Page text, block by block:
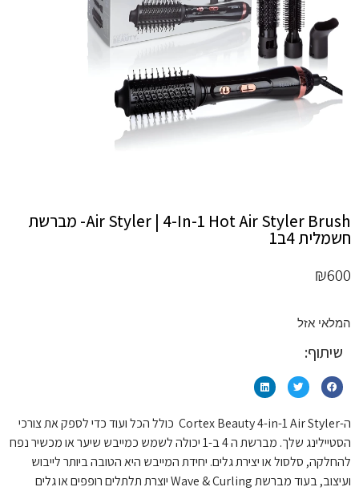
הוסף קו תחתון לקישורים
font_download סמן קישורים
לאפס
את
כל
האפשרויות
cached
Air Styler | 4-In-1 Hot Air Styler Brush- מברשת
חשמלית 4ב1
₪600
המלאי אזל
שיתוף:
ה-Cortex Beauty 4-in-1 Air Styler כולל הכל ועוד כדי לספק את צורכי
הסטיילינג שלך. מברשת ה 4 ב-1 יכולה לשמש כמייבש שיער או מכשיר נפח
להחלקה, סלסול או יצירת גלים. יחידת המייבש היא הטובה ביותר לייבוש
ועיצוב, בעוד מברשת Wave & Curling יוצרת תלתלים רופפים או גלים